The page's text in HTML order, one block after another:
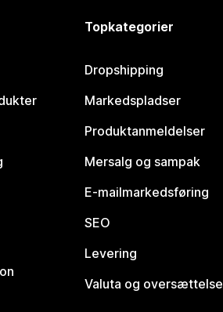
Topkategorier
Dropshipping
Markedspladser
Produktanmeldelser
Mersalg og sampak
E-mailmarkedsføring
SEO
Levering
Valuta og oversættelse